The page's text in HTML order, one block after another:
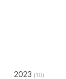
2023 (10)